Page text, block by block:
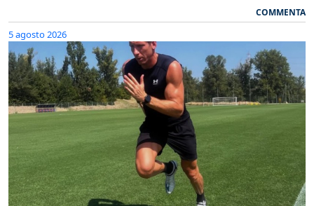
COMMENTA
5 agosto 2026